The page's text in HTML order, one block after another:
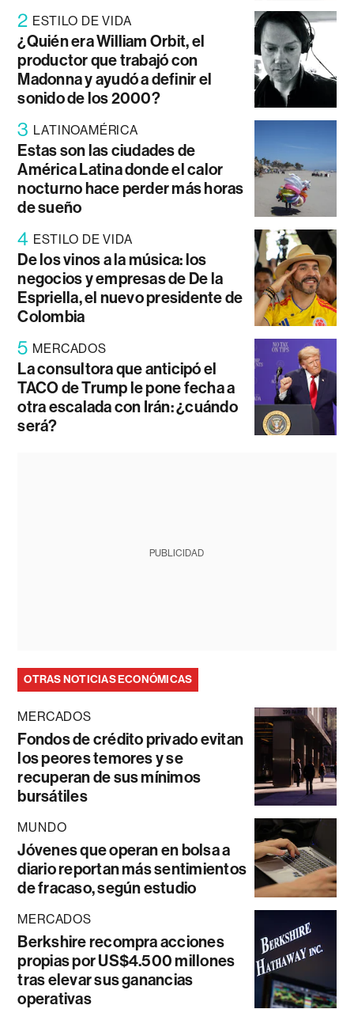
2 ESTILO DE VIDA
¿Quién era William Orbit, el
productor que trabajó con
Madonna y ayudó a definir el
sonido de los 2000?
3 LATINOAMÉRICA
Estas son las ciudades de
América Latina donde el calor
nocturno hace perder más horas
de sueño
4 ESTILO DE VIDA
De los vinos a la música: los
negocios y empresas de De la
Espriella, el nuevo presidente de
Colombia
5 MERCADOS
La consultora que anticipó el
TACO de Trump le pone fecha a
otra escalada con Irán: ¿cuándo
será?
PUBLICIDAD
OTRAS NOTICIAS ECONÓMICAS
MERCADOS
Fondos de crédito privado evitan
los peores temores y se
recuperan de sus mínimos
bursátiles
MUNDO
Jóvenes que operan en bolsa a
diario reportan más sentimientos
de fracaso, según estudio
MERCADOS
Berkshire recompra acciones
propias por US$4.500 millones
tras elevar sus ganancias
operativas